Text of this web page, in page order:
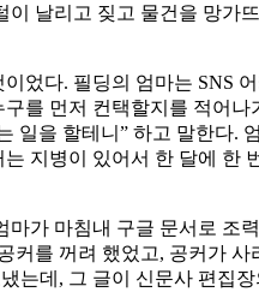
날리고 짖고 물건을 망가
었다. 필딩의 엄마는 SNS
를 먼저 컨택할지를 적어
일을 할테니” 하고 말한다.
지병이 있어서 한 달에 한
가 마침내 구글 문서로 조
를 꺼려 했었고, 공커가
는데, 그 글이 신문사 편집